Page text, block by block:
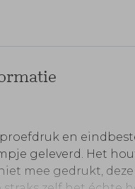
en
geleverd. Het
mee gedrukt,